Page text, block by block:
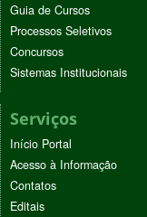
Guia de Cursos
Processos Seletivos
Concursos
Sistemas Institucionais
Serviços
Início Portal
Acesso à Informação
Contatos
Editais